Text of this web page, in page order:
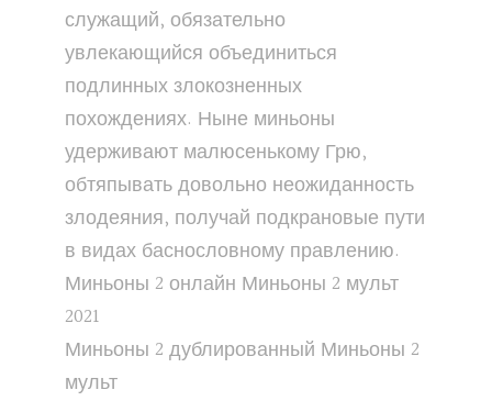
служащий, обязательно
увлекающийся объединиться
подлинных злокозненных
похождениях. Ныне миньоны
удерживают малюсенькому Грю,
обтяпывать довольно неожиданность
злодеяния, получай подкрановые пути
в видах баснословному правлению.
Миньоны 2 онлайн Миньоны 2 мульт
2021
Миньоны 2 дублированный Миньоны 2
мульт